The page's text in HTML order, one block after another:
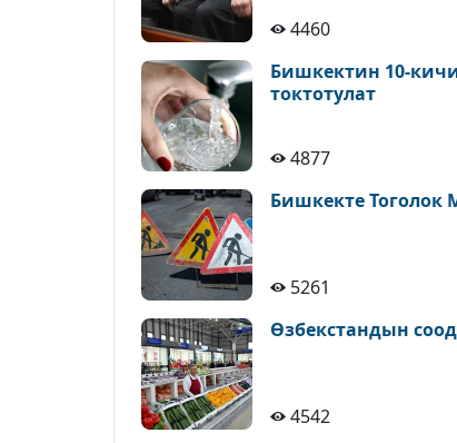
4460
Бишкектин 10-
токтотулат
4877
Бишкекте Тоголок
5261
Өзбекстандын
4542